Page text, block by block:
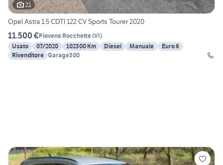
21
Opel Astra 1.5 CDTI 122 CV Sports Tourer 2020
11.500 €Piovene Rocchette(VI)
Usato
07/2020 102300 Km Diesel Manuale
Euro 6
Rivenditore Garage300